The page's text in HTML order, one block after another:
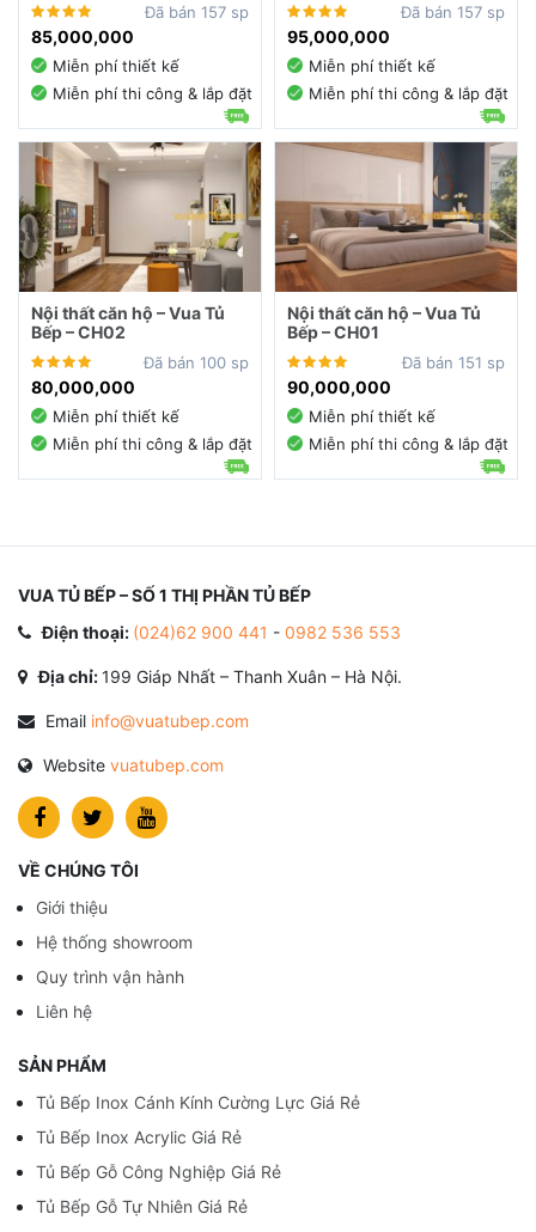
Đã bán 157 sp
85,000,000
Miễn phí thiết kế
Miễn phí thi công & lắp đặt
Đã bán 157 sp
95,000,000
Miễn phí thiết kế
Miễn phí thi công & lắp đặt
Nội thất căn hộ – Vua Tủ
Bếp – CH02
Đã bán 100 sp
80,000,000
Miễn phí thiết kế
Miễn phí thi công & lắp đặt
Nội thất căn hộ – Vua Tủ
Bếp – CH01
Đã bán 151 sp
90,000,000
Miễn phí thiết kế
Miễn phí thi công & lắp đặt
VUA TỦ BẾP – SỐ 1 THỊ PHẦN TỦ BẾP
Điện thoại: (024)62 900 441 - 0982 536 553
Địa chỉ:199 Giáp Nhất – Thanh Xuân – Hà Nội.
Email info@vuatubep.com
Website vuatubep.com
VỀ CHÚNG TÔI
Giới thiệu
Hệ thống showroom
Quy trình vận hành
Liên hệ
SẢN PHẨM
Tủ Bếp Inox Cánh Kính Cường Lực Giá Rẻ
Tủ Bếp Inox Acrylic Giá Rẻ
Tủ Bếp Gỗ Công Nghiệp Giá Rẻ
Tủ Bếp Gỗ Tự Nhiên Giá Rẻ